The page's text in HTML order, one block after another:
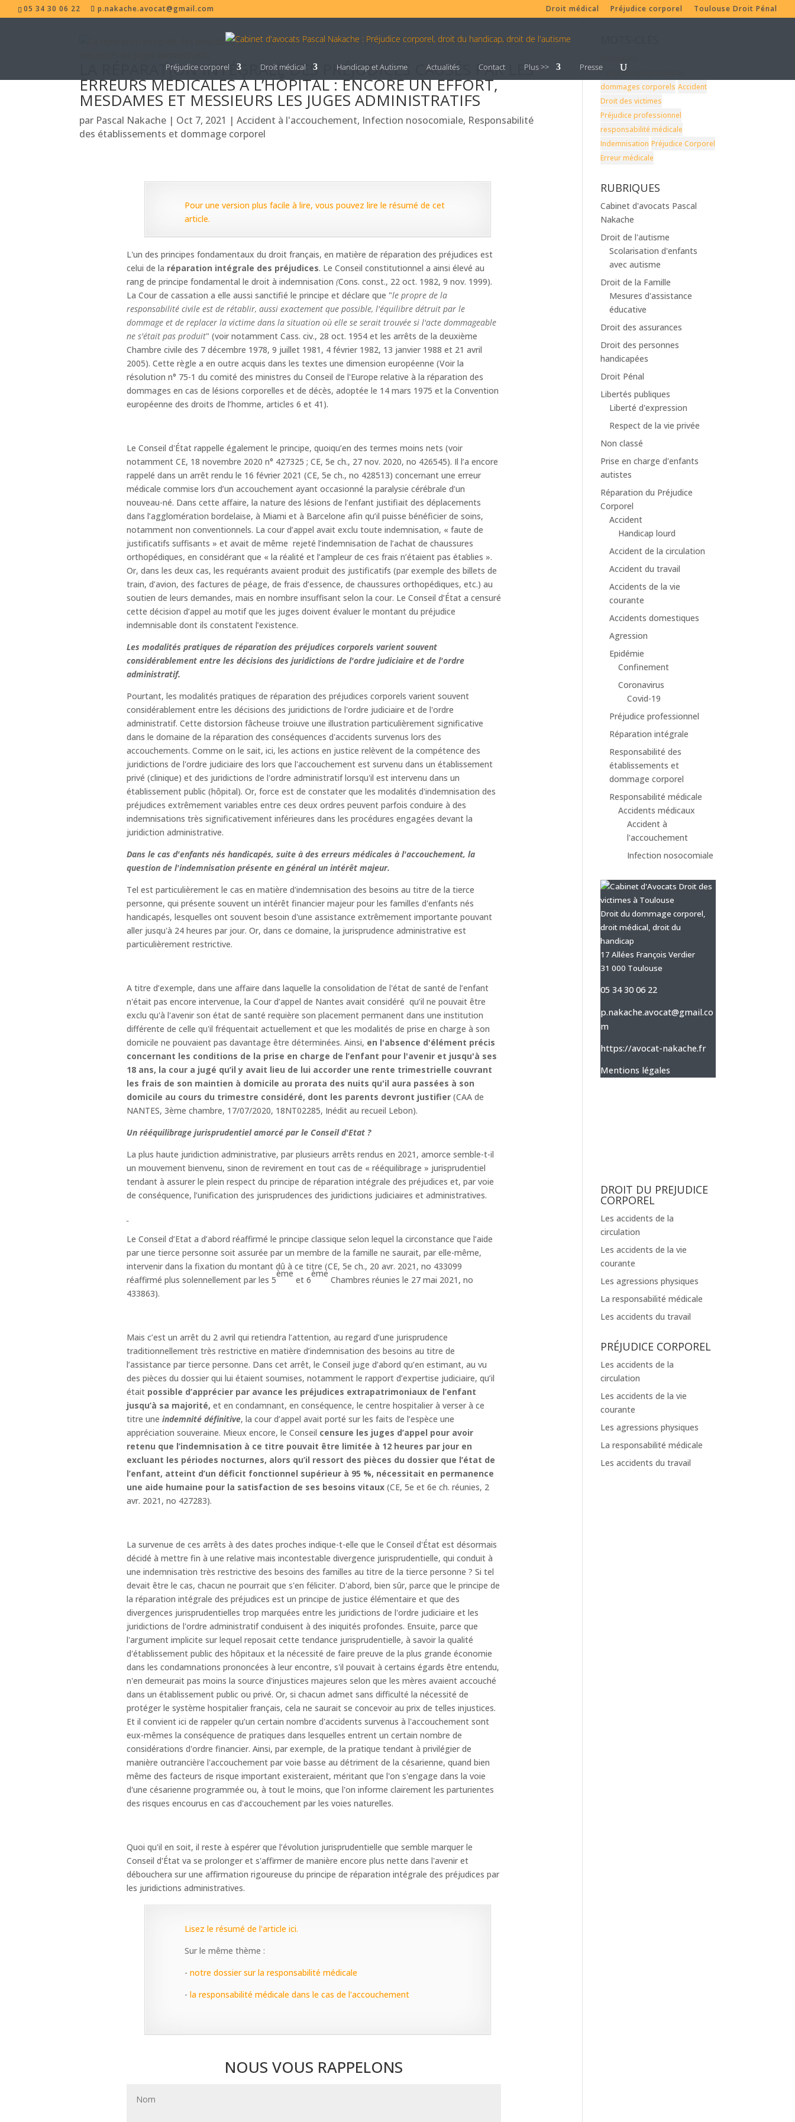
05 34 30 06 22 p.nakache.avocat@gmail.com Droit médical Préjudice corporel Toulouse Droit Pénal
Préjudice corporel Droit médical Handicap et Autisme Actualités Contact Plus >> Presse
LA RÉPARATION INTÉGRALE DES PRÉJUDICES CAUSÉS PAR LES
ERREURS MÉDICALES À L’HÔPITAL : ENCORE UN EFFORT,
MESDAMES ET MESSIEURS LES JUGES ADMINISTRATIFS
par Pascal Nakache | Oct 7, 2021 |Accident à l'accouchement, Infection nosocomiale, Responsabilité
des établissements et dommage corporel
Pour une version plus facile à lire, vous pouvez lire le résumé de cet
article.
L'un des principes fondamentaux du droit français, en matière de réparation des préjudices est
celui de la réparation intégrale des préjudices. Le Conseil constitutionnel a ainsi élevé au
rang de principe fondamental le droit à indemnisation (Cons. const., 22 oct. 1982, 9 nov. 1999).
La Cour de cassation a elle aussi sanctifié le principe et déclare que "le propre de la
responsabilité civile est de rétablir, aussi exactement que possible, l'équilibre détruit par le
dommage et de replacer la victime dans la situation où elle se serait trouvée si l'acte dommageable
ne s'était pas produit" (voir notamment Cass. civ., 28 oct. 1954 et les arrêts de la deuxième
Chambre civile des 7 décembre 1978, 9 juillet 1981, 4 février 1982, 13 janvier 1988 et 21 avril
2005). Cette règle a en outre acquis dans les textes une dimension européenne (Voir la
résolution n° 75-1 du comité des ministres du Conseil de l'Europe relative à la réparation des
dommages en cas de lésions corporelles et de décès, adoptée le 14 mars 1975 et la Convention
européenne des droits de l’homme, articles 6 et 41).
Le Conseil d'État rappelle également le principe, quoiqu’en des termes moins nets (voir
notamment CE, 18 novembre 2020 n° 427325 ; CE, 5e ch., 27 nov. 2020, no 426545). Il l’a encore
rappelé dans un arrêt rendu le 16 février 2021 (CE, 5e ch., no 428513) concernant une erreur
médicale commise lors d’un accouchement ayant occasionné la paralysie cérébrale d’un
nouveau-né. Dans cette affaire, la nature des lésions de l’enfant justifiait des déplacements
dans l’agglomération bordelaise, à Miami et à Barcelone afin qu’il puisse bénéficier de soins,
notamment non conventionnels. La cour d’appel avait exclu toute indemnisation, « faute de
justificatifs suffisants » et avait de même rejeté l’indemnisation de l’achat de chaussures
orthopédiques, en considérant que « la réalité et l’ampleur de ces frais n’étaient pas établies ».
Or, dans les deux cas, les requérants avaient produit des justificatifs (par exemple des billets de
train, d’avion, des factures de péage, de frais d’essence, de chaussures orthopédiques, etc.) au
soutien de leurs demandes, mais en nombre insuffisant selon la cour. Le Conseil d’État a censuré
cette décision d’appel au motif que les juges doivent évaluer le montant du préjudice
indemnisable dont ils constatent l’existence.
Les modalités pratiques de réparation des préjudices corporels varient souvent
considérablement entre les décisions des juridictions de l'ordre judiciaire et de l'ordre
administratif.
Pourtant, les modalités pratiques de réparation des préjudices corporels varient souvent
considérablement entre les décisions des juridictions de l'ordre judiciaire et de l'ordre
administratif. Cette distorsion fâcheuse troiuve une illustration particulièrement significative
dans le domaine de la réparation des conséquences d'accidents survenus lors des
accouchements. Comme on le sait, ici, les actions en justice relèvent de la compétence des
juridictions de l'ordre judiciaire des lors que l'accouchement est survenu dans un établissement
privé (clinique) et des juridictions de l'ordre administratif lorsqu'il est intervenu dans un
établissement public (hôpital). Or, force est de constater que les modalités d'indemnisation des
préjudices extrêmement variables entre ces deux ordres peuvent parfois conduire à des
indemnisations très significativement inférieures dans les procédures engagées devant la
juridiction administrative.
Dans le cas d'enfants nés handicapés, suite à des erreurs médicales à l'accouchement, la
question de l'indemnisation présente en général un intérêt majeur.
Tel est particulièrement le cas en matière d'indemnisation des besoins au titre de la tierce
personne, qui présente souvent un intérêt financier majeur pour les familles d'enfants nés
handicapés, lesquelles ont souvent besoin d'une assistance extrêmement importante pouvant
aller jusqu'à 24 heures par jour. Or, dans ce domaine, la jurisprudence administrative est
particulièrement restrictive.
A titre d’exemple, dans une affaire dans laquelle la consolidation de l'état de santé de l’enfant
n'était pas encore intervenue, la Cour d’appel de Nantes avait considéré qu’il ne pouvait être
exclu qu'à l'avenir son état de santé requière son placement permanent dans une institution
différente de celle qu'il fréquentait actuellement et que les modalités de prise en charge à son
domicile ne pouvaient pas davantage être déterminées. Ainsi, en l'absence d'élément précis
concernant les conditions de la prise en charge de l’enfant pour l'avenir et jusqu'à ses
18 ans, la cour a jugé qu’il y avait lieu de lui accorder une rente trimestrielle couvrant
les frais de son maintien à domicile au prorata des nuits qu'il aura passées à son
domicile au cours du trimestre considéré, dont les parents devront justifier (CAA de
NANTES, 3ème chambre, 17/07/2020, 18NT02285, Inédit au recueil Lebon).
Un rééquilibrage jurisprudentiel amorcé par le Conseil d'Etat ?
La plus haute juridiction administrative, par plusieurs arrêts rendus en 2021, amorce semble-t-il
un mouvement bienvenu, sinon de revirement en tout cas de « rééquilibrage » jurisprudentiel
tendant à assurer le plein respect du principe de réparation intégrale des préjudices et, par voie
de conséquence, l’unification des jurisprudences des juridictions judiciaires et administratives.
Le Conseil d’Etat a d’abord réaffirmé le principe classique selon lequel la circonstance que l’aide
par une tierce personne soit assurée par un membre de la famille ne saurait, par elle-même,
intervenir dans la fixation du montant dû à ce titre (CE, 5e ch., 20 avr. 2021, no 433099
réaffirmé plus solennellement par les 5
ème
et 6
ème
Chambres réunies le 27 mai 2021, no
433863).
Mais c’est un arrêt du 2 avril qui retiendra l’attention, au regard d’une jurisprudence
traditionnellement très restrictive en matière d’indemnisation des besoins au titre de
l’assistance par tierce personne. Dans cet arrêt, le Conseil juge d’abord qu’en estimant, au vu
des pièces du dossier qui lui étaient soumises, notamment le rapport d’expertise judiciaire, qu’il
était possible d’apprécier par avance les préjudices extrapatrimoniaux de l’enfant
jusqu’à sa majorité, et en condamnant, en conséquence, le centre hospitalier à verser à ce
titre une indemnité définitive, la cour d’appel avait porté sur les faits de l’espèce une
appréciation souveraine. Mieux encore, le Conseil censure les juges d’appel pour avoir
retenu que l’indemnisation à ce titre pouvait être limitée à 12 heures par jour en
excluant les périodes nocturnes, alors qu’il ressort des pièces du dossier que l’état de
l’enfant, atteint d’un déficit fonctionnel supérieur à 95 %, nécessitait en permanence
une aide humaine pour la satisfaction de ses besoins vitaux(CE, 5e et 6e ch. réunies, 2
avr. 2021, no 427283).
La survenue de ces arrêts à des dates proches indique-t-elle que le Conseil d'État est désormais
décidé à mettre fin à une relative mais incontestable divergence jurisprudentielle, qui conduit à
une indemnisation très restrictive des besoins des familles au titre de la tierce personne ? Si tel
devait être le cas, chacun ne pourrait que s'en féliciter. D'abord, bien sûr, parce que le principe de
la réparation intégrale des préjudices est un principe de justice élémentaire et que des
divergences jurisprudentielles trop marquées entre les juridictions de l'ordre judiciaire et les
juridictions de l'ordre administratif conduisent à des iniquités profondes. Ensuite, parce que
l'argument implicite sur lequel reposait cette tendance jurisprudentielle, à savoir la qualité
d'établissement public des hôpitaux et la nécessité de faire preuve de la plus grande économie
dans les condamnations prononcées à leur encontre, s'il pouvait à certains égards être entendu,
n'en demeurait pas moins la source d'injustices majeures selon que les mères avaient accouché
dans un établissement public ou privé. Or, si chacun admet sans difficulté la nécessité de
protéger le système hospitalier français, cela ne saurait se concevoir au prix de telles injustices.
Et il convient ici de rappeler qu’un certain nombre d'accidents survenus à l'accouchement sont
eux-mêmes la conséquence de pratiques dans lesquelles entrent un certain nombre de
considérations d'ordre financier. Ainsi, par exemple, de la pratique tendant à privilégier de
manière outrancière l'accouchement par voie basse au détriment de la césarienne, quand bien
même des facteurs de risque important existeraient, méritant que l'on s'engage dans la voie
d'une césarienne programmée ou, à tout le moins, que l'on informe clairement les parturientes
des risques encourus en cas d'accouchement par les voies naturelles.
Quoi qu'il en soit, il reste à espérer que l’évolution jurisprudentielle que semble marquer le
Conseil d'État va se prolonger et s'affirmer de manière encore plus nette dans l'avenir et
débouchera sur une affirmation rigoureuse du principe de réparation intégrale des préjudices par
les juridictions administratives.
Lisez le résumé de l'article ici.
Sur le même thème :
- notre dossier sur la responsabilité médicale
- la responsabilité médicale dans le cas de l'accouchement
NOUS VOUS RAPPELONS
Calcul de l'indemnisation
dommages corporels Accident
Droit des victimes
Préjudice professionnel
responsabilité médicale
Indemnisation Préjudice Corporel
Erreur médicale
RUBRIQUES
Cabinet d'avocats Pascal
Nakache
Droit de l'autisme
Scolarisation d'enfants
avec autisme
Droit de la Famille
Mesures d'assistance
éducative
Droit des assurances
Droit des personnes
handicapées
Droit Pénal
Libertés publiques
Liberté d'expression
Respect de la vie privée
Non classé
Prise en charge d'enfants
autistes
Réparation du Préjudice
Corporel
Accident
Handicap lourd
Accident de la circulation
Accident du travail
Accidents de la vie
courante
Accidents domestiques
Agression
Epidémie
Confinement
Coronavirus
Covid-19
Préjudice professionnel
Réparation intégrale
Responsabilité des
établissements et
dommage corporel
Responsabilité médicale
Accidents médicaux
Accident à
l'accouchement
Infection nosocomiale
Droit du dommage corporel,
droit médical, droit du
handicap
17 Allées François Verdier
31 000 Toulouse
05 34 30 06 22
p.nakache.avocat@gmail.co
m
https://avocat-nakache.fr
Mentions légales
DROIT DU PREJUDICE
CORPOREL
Les accidents de la
circulation
Les accidents de la vie
courante
Les agressions physiques
La responsabilité médicale
Les accidents du travail
PRÉJUDICE CORPOREL
Les accidents de la
circulation
Les accidents de la vie
courante
Les agressions physiques
La responsabilité médicale
Les accidents du travail